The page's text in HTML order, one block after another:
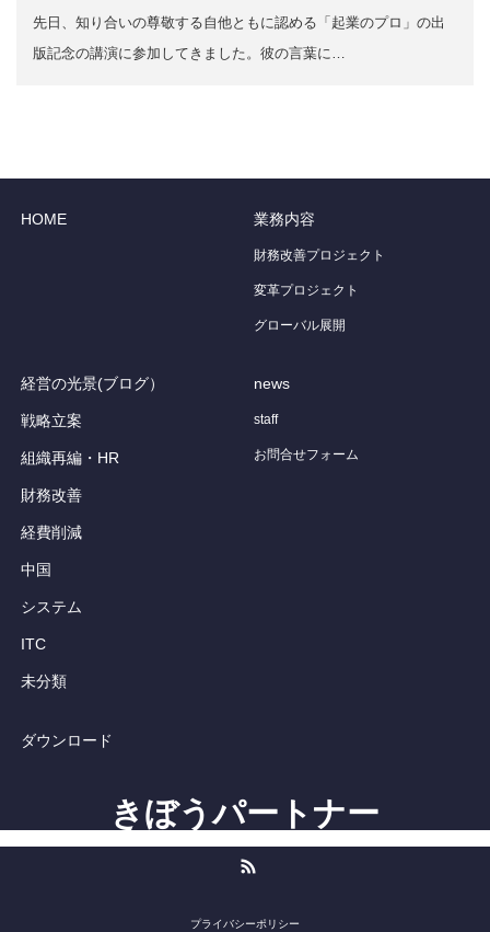
先日、知り合いの尊敬する自他ともに認める「起業のプロ」の出
版記念の講演に参加してきました。彼の言葉に…
HOME 業務内容
財務改善プロジェクト
変革プロジェクト
グローバル展開
経営の光景(ブログ）
戦略立案
組織再編・HR
財務改善
経費削減
中国
システム
ITC
未分類
news
staff
お問合せフォーム
ダウンロード
きぼうパートナー
プライバシーポリシー